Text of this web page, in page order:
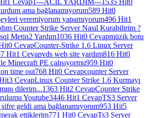
ama bağlanamıyorum589 Hit0
veremiyorum yapamıyorum496 Hit1
Counter Strike Server Nasıl Kurabilirim ?
Metin2 Yardım1036 Hit0 Cevapmüzik botu
0 CevapCounter-Strike 1.6 Linux Server
Hit1 Cevapvds web site yardım816 Hit0
Minecraft PE çalışıyormu959 Hit0
time out768 Hit0 Cevapcounter Server
3 CevapLinux Counter Strike 1.6 Kurmayı
dilerim...1363 Hit2 CevapCounter Strike
Youtube3446 Hit1 CevapTS3 Server
şifre geldi ama bağlanamıyorum953 Hit5
ettiklerim771 Hit0 CevapTs3 Server